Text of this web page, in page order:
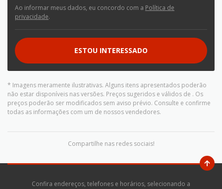
Ao informar meus dados, eu concordo com a Política de
privacidade.
ESTOU INTERESSADO
* Imagens meramente ilustrativas. Alguns itens apresentados poderão
não estar disponíveis nas versões. Preços sugeridos e válidos de . Os
preços poderão ser modificados sem aviso prévio. Consulte e confirme
todas as informações com um de nossos vendedores.
Compartilhe nas redes sociais!
Confira endereços, telefones e horários, selecionando a